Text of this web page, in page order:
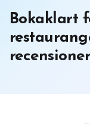
Bokaklart